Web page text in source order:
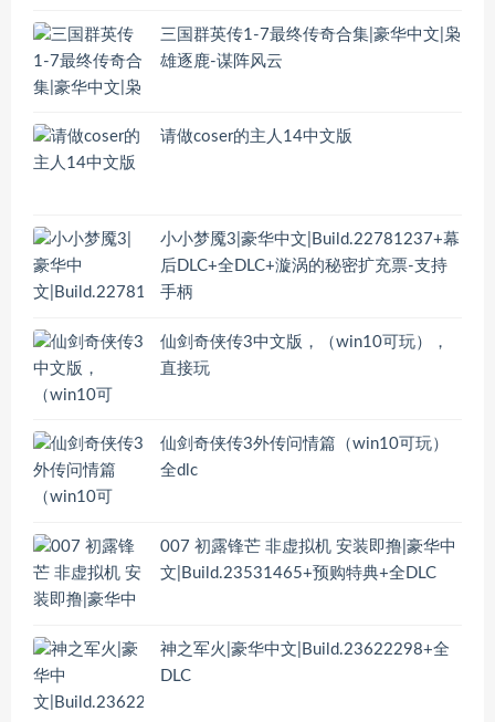
三国群英传1-7最终传奇合集|豪华中文|枭
雄逐鹿-谋阵风云
请做coser的主人14中文版
小小梦魇3|豪华中文|Build.22781237+幕
后DLC+全DLC+漩涡的秘密扩充票-支持
手柄
仙剑奇侠传3中文版，（win10可玩），
直接玩
仙剑奇侠传3外传问情篇（win10可玩）
全dlc
007 初露锋芒 非虚拟机 安装即撸|豪华中
文|Build.23531465+预购特典+全DLC
神之军火|豪华中文|Build.23622298+全
DLC